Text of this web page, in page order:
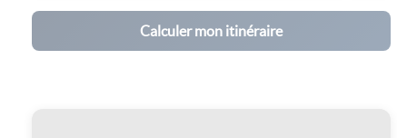
Calculer mon itinéraire